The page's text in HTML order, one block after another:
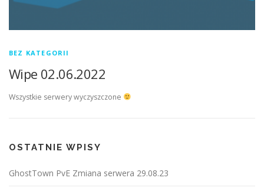
BEZ KATEGORII
Wipe 02.06.2022
Wszystkie serwery wyczyszczone
OSTATNIE WPISY
GhostTown PvE Zmiana serwera 29.08.23